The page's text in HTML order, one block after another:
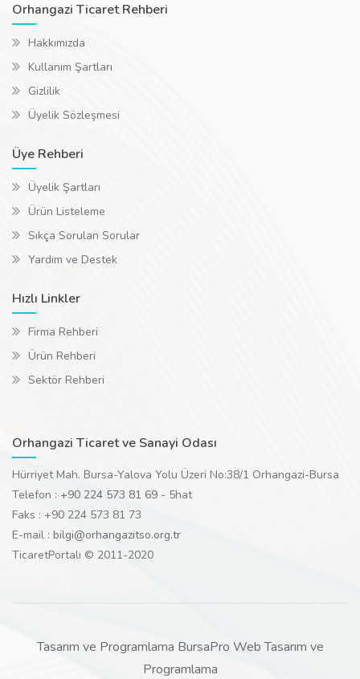
Orhangazi Ticaret Rehberi
Hakkımızda
Kullanım Şartları
Gizlilik
Üyelik Sözleşmesi
Üye Rehberi
Üyelik Şartları
Ürün Listeleme
Sıkça Sorulan Sorular
Yardım ve Destek
Hızlı Linkler
Firma Rehberi
Ürün Rehberi
Sektör Rehberi
Orhangazi Ticaret ve Sanayi Odası
Hürriyet Mah. Bursa-Yalova Yolu Üzeri No:38/1 Orhangazi-Bursa
Telefon : +90 224 573 81 69 - 5hat
Faks : +90 224 573 81 73
E-mail : bilgi@orhangazitso.org.tr
TicaretPortalı © 2011-2020
Tasarım ve Programlama BursaPro Web Tasarım ve
Programlama